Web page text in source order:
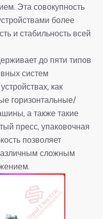
Эта совокупность
более
и стабильность всей
до пяти типов
систем
как
горизонтальные/
а также такие
пресс, упаковочная
позволяет
сложным